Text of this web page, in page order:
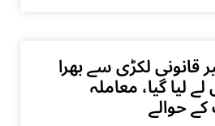
قانونی لکڑی سے بھرا
لیا گیا، معاملہ
حوالے